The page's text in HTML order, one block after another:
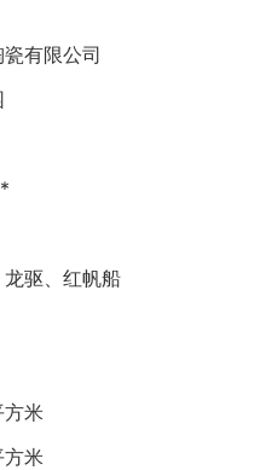
有限公司
驱、红帆船
米
米